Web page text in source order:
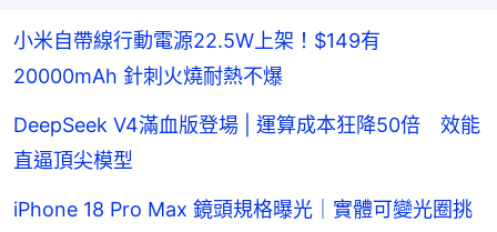
小米自帶線行動電源22.5W上架！$149有
20000mAh 針刺火燒耐熱不爆
DeepSeek V4滿血版登場 | 運算成本狂降50倍 效能
直逼頂尖模型
iPhone 18 Pro Max 鏡頭規格曝光｜實體可變光圈挑